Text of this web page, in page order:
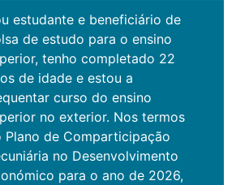
estudante e beneficiário de
de estudo para o ensino
tenho completado 22
de idade e estou a
curso do ensino
no exterior. Nos termos
Plano de Comparticipação
no Desenvolvimento
para o ano de 2026,